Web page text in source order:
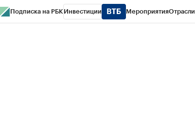
Подписка на РБК Инвестиции МероприятияОтрасли